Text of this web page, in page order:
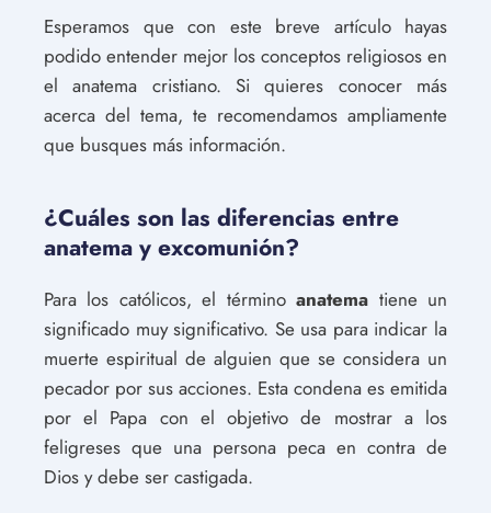
Esperamos que con este breve artículo hayas
podido entender mejor los conceptos religiosos en
el anatema cristiano. Si quieres conocer más
acerca del tema, te recomendamos ampliamente
que busques más información.
¿Cuáles son las diferencias entre
anatema y excomunión?
Para los católicos, el términoanatema tiene un
significado muy significativo. Se usa para indicar la
muerte espiritual de alguien que se considera un
pecador por sus acciones. Esta condena es emitida
por el Papa con el objetivo de mostrar a los
feligreses que una persona peca en contra de
Dios y debe ser castigada.